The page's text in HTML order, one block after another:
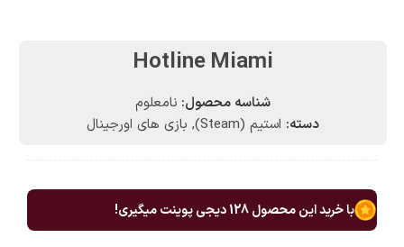
Hotline Miami
شناسه محصول: نامعلوم
دسته: استیم (Steam) , بازی های اورجینال
با خرید این محصول128دیجی پوینت میگیری!